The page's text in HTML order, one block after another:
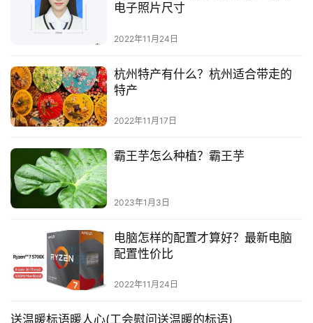
电子照片尺寸
2022年11月24日
杭州特产有什么？杭州适合带走的
特产
2022年11月17日
霸王芋怎么种植？霸王芋
2023年1月3日
电脑怎样的配置才算好？最新电脑
配置性价比
2022年11月24日
送温暖标语暖人心(工会慰问送温暖的标语)